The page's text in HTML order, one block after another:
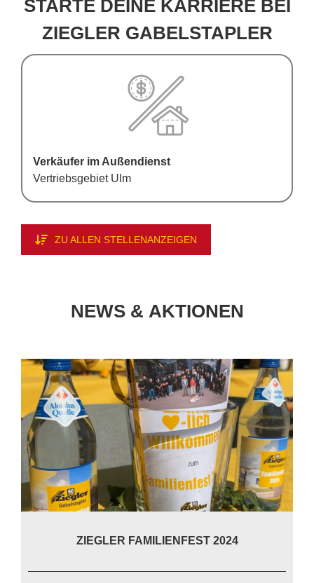
STAR­TE DEI­NE KAR­RIE­RE BEI
ZIEG­LER GA­BEL­STAP­LER
Ver­käu­fer im Au­ßen­dienst
Ver­triebs­ge­biet Ulm
ZU AL­LEN STEL­LEN­AN­ZEI­GEN
NEWS & AK­TIO­NEN
ZIEG­LER FA­MI­LI­EN­FEST 2024